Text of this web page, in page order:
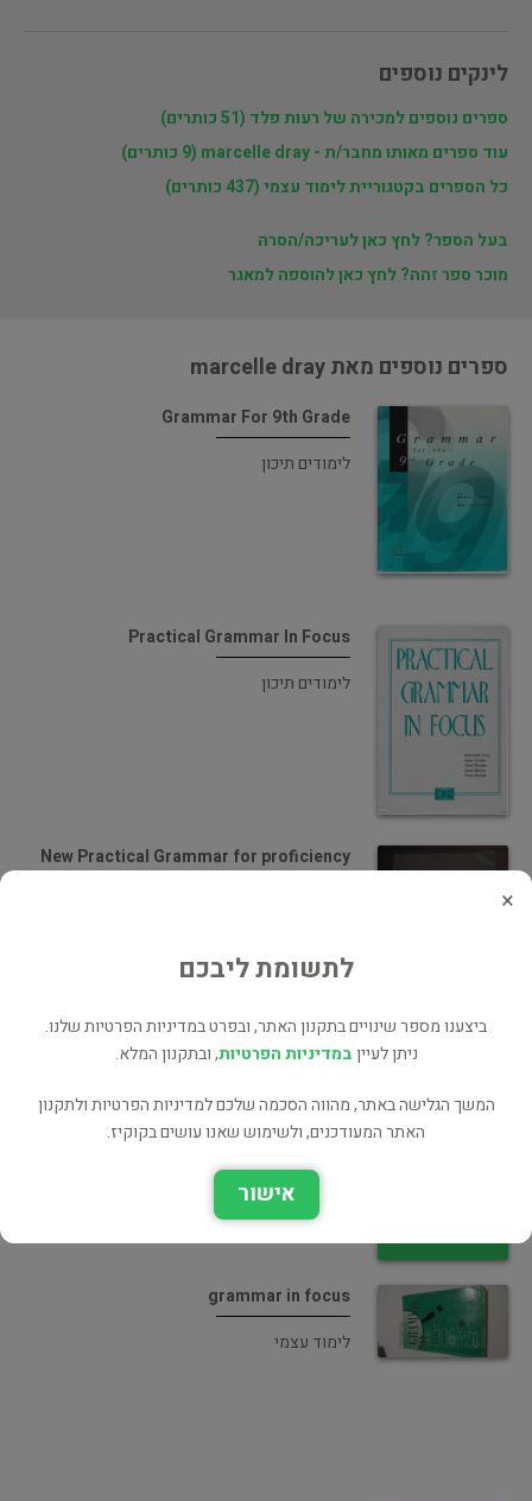
לינקים נוספים
ספרים נוספים למכירה של רעות פלד (51 כותרים)
עוד ספרים מאותו מחבר/ת - marcelle dray (9 כותרים)
כל הספרים בקטגוריית לימוד עצמי (437 כותרים)
בעל הספר? לחץ כאן לעריכה/הסרה
מוכר ספר זהה? לחץ כאן להוספה למאגר
ספרים נוספים מאת marcelle dray
Grammar For 9th Grade
לימודים תיכון
Practical Grammar In Focus
לימודים תיכון
New Practical Grammar for proficiency
לימודים תיכון
grammar in focus
לימוד עצמי
×
לתשומת ליבכם
ביצענו מספר שינויים בתקנון האתר, ובפרט במדיניות הפרטיות שלנו.
ניתן לעייןבמדיניות הפרטיות, ובתקנון המלא.
המשך הגלישה באתר, מהווה הסכמה שלכם למדיניות הפרטיות ולתקנון
האתר המעודכנים, ולשימוש שאנו עושים בקוקיז.
אישור